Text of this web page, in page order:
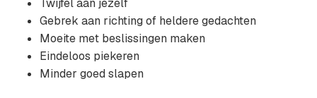
Twijfel aan jezelf
Gebrek aan richting of heldere gedachten
Moeite met beslissingen maken
Eindeloos piekeren
Minder goed slapen